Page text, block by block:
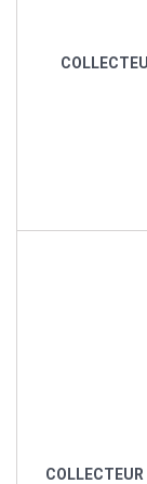
COLLECTEUR